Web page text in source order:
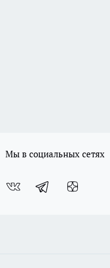
Мы в социальных сетях